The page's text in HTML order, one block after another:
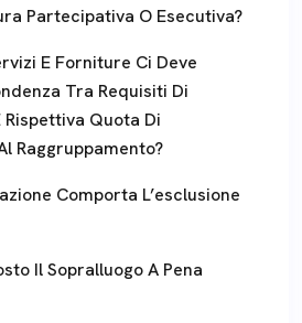
Partecipativa O Esecutiva?
E Forniture Ci Deve
Tra Requisiti Di
Quota Di
Raggruppamento?
Comporta L’esclusione
Il Sopralluogo A Pena